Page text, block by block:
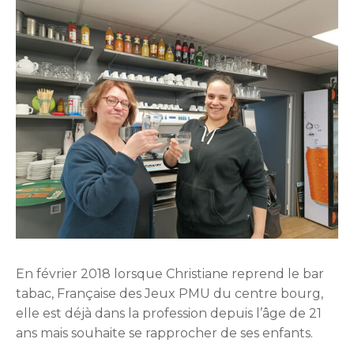
En février 2018 lorsque Christiane reprend le bar
tabac, Française des Jeux PMU du centre bourg,
elle est déjà dans la profession depuis l’âge de 21
ans mais souhaite se rapprocher de ses enfants.